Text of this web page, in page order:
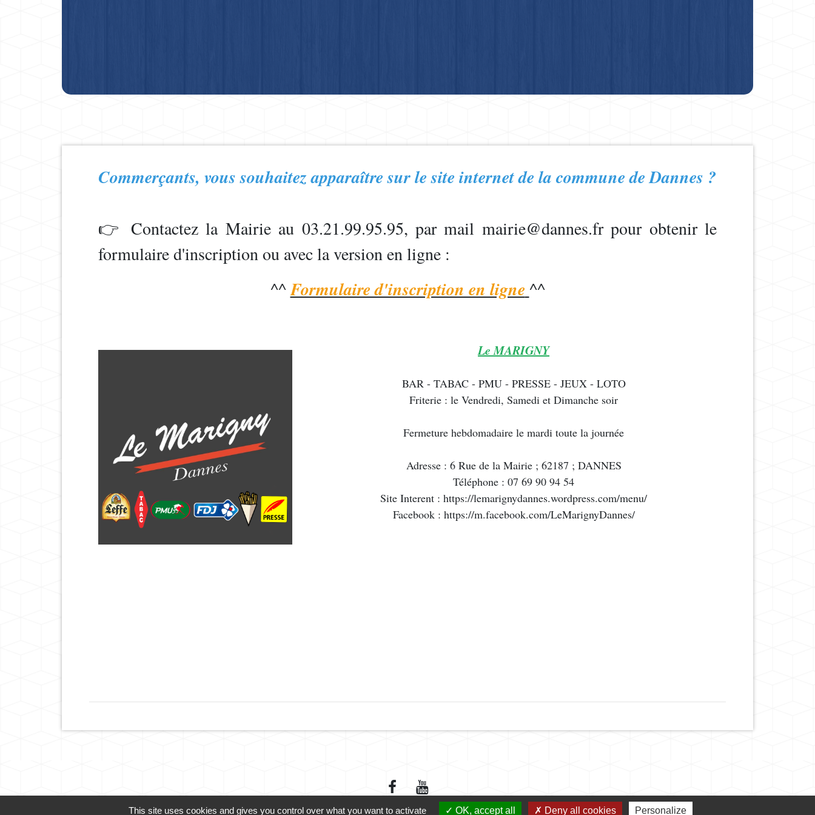
Commerçants, vous souhaitez apparaître sur le site internet de la commune de Dannes ?
👉 Contactez la Mairie au 03.21.99.95.95, par mail mairie@dannes.fr pour obtenir le
formulaire d'inscription ou avec la version en ligne :
^^Formulaire d'inscription en ligne ^^
Le MARIGNY
BAR - TABAC - PMU - PRESSE - JEUX - LOTO
Friterie : le Vendredi, Samedi et Dimanche soir
Fermeture hebdomadaire le mardi toute la journée
Adresse : 6 Rue de la Mairie ; 62187 ; DANNES
Téléphone : 07 69 90 94 54
Site Interent : https://lemarignydannes.wordpress.com/menu/
Facebook : https://m.facebook.com/LeMarignyDannes/
This site uses cookies and gives you control over what you want to activate OK, accept all Deny all cookies Personalize